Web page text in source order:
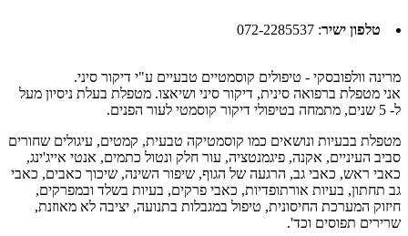
טלפון ישיר:
072-2285537
מרינה וולפובסקי - טיפולים קוסמטיים טבעיים ע"י דיקור סיני.
אני מטפלת ברפואה סינית, דיקור סיני ושיאצו. מטפלת בעלת ניסיון מעל
ל- 5 שנים, מתמחה בטיפולי דיקור קוסמטי לעור הפנים.
מטפלת בבעיות ונושאים כמו קוסמטיקה טבעית, קמטים, עיגולים שחורים
סביב העיניים, אקנה, פיגמנטציה, עור חלק ונטול כתמים, אנטי אייג'ינג,
כאבי ראש, כאבי גב, הרגעה של הגוף, שיפור השינה, שיכוך כאבים, כאבי
גב תחתון, בעיות אורתופדיות, כאבי פרקים, בעיות בשלד ובמפרקים,
חיזוק המערכת החיסונית, טיפול במגבלות בתנועה, יציבה לא מאוזנת,
שרירים תפוסים וכד'.